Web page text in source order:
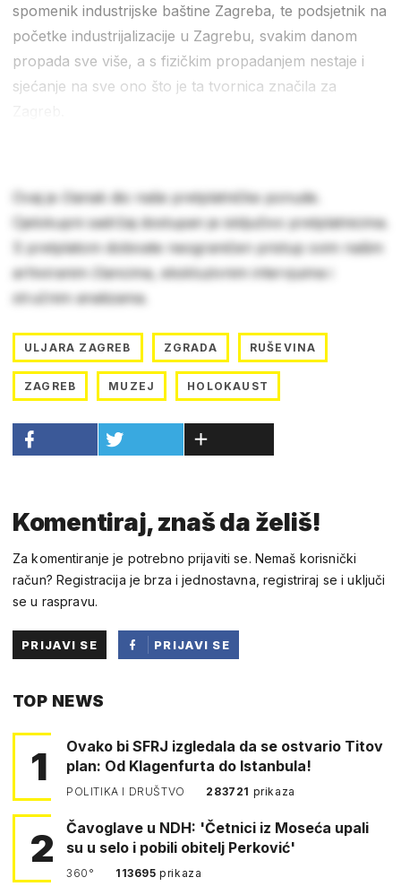
spomenik industrijske baštine Zagreba, te podsjetnik na
početke industrijalizacije u Zagrebu, svakim danom
propada sve više, a s fizičkim propadanjem nestaje i
sjećanje na sve ono što je ta tvornica značila za
Ovaj je članak dio naše pretplatničke ponude.
Cjelokupni sadržaj dostupan je isključivo pretplatnicima.
S pretplatom dobivate neograničen pristup svim našim
arhiviranim člancima, ekskluzivnim intervjuima i
stručnim analizama.
ULJARA ZAGREB ZGRADA RUŠEVINA
ZAGREB MUZEJ HOLOKAUST
Komentiraj, znaš da želiš!
Za komentiranje je potrebno prijaviti se. Nemaš korisnički
račun? Registracija je brza i jednostavna, registriraj se i uključi
se u raspravu.
PRIJAVI SE
PRIJAVI SE
TOP NEWS
1
Ovako bi SFRJ izgledala da se ostvario Titov
plan: Od Klagenfurta do Istanbula!
POLITIKA I DRUŠTVO 283721 prikaza
2
Čavoglave u NDH: 'Četnici iz Moseća upali
su u selo i pobili obitelj Perković'
360° 113695prikaza